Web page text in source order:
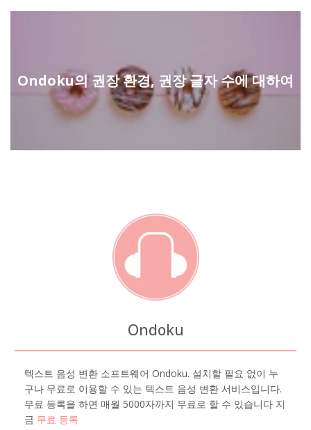
Ondoku의 권장 환경, 권장 글자 수에 대하여
Ondoku
텍스트 음성 변환 소프트웨어 Ondoku. 설치할 필요 없이 누
구나 무료로 이용할 수 있는 텍스트 음성 변환 서비스입니다.
무료 등록을 하면 매월 5000자까지 무료로 할 수 있습니다 지
금 무료 등록